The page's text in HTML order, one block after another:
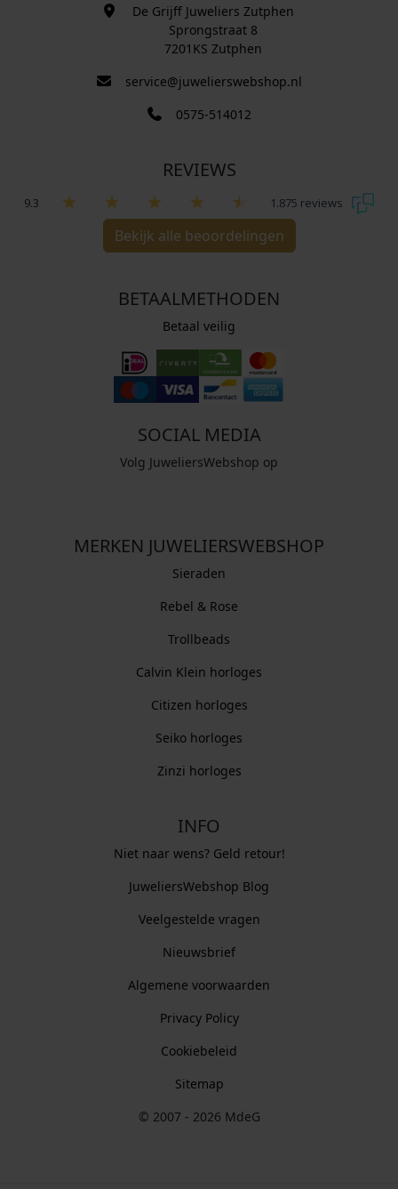
De Grijff Juweliers Zutphen
Sprongstraat 8
7201KS Zutphen
service@juwelierswebshop.nl
0575-514012
REVIEWS
9.3 1.875 reviews
Bekijk alle beoordelingen
BETAALMETHODEN
Betaal veilig
SOCIAL MEDIA
Volg JuweliersWebshop op
MERKEN JUWELIERSWEBSHOP
Sieraden
Rebel & Rose
Trollbeads
Calvin Klein horloges
Citizen horloges
Seiko horloges
Zinzi horloges
INFO
Niet naar wens? Geld retour!
JuweliersWebshop Blog
Veelgestelde vragen
Nieuwsbrief
Algemene voorwaarden
Privacy Policy
Cookiebeleid
Sitemap
© 2007 - 2026 MdeG